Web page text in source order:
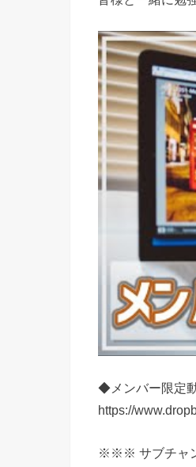
◆メンバー限定
https://
※※※ サブチャ